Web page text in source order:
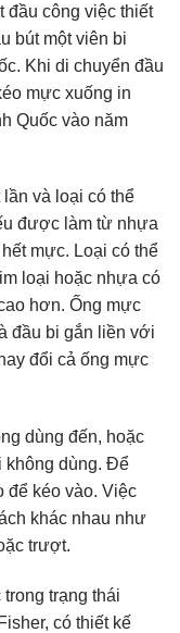
đầu công việc thiết
bút một viên bi
Khi di chuyển đầu
mực xuống in
Quốc vào năm
và loại có thể
được làm từ nhựa
mực. Loại có thể
loại hoặc nhựa có
hơn. Ống mực
đầu bi gắn liền với
đổi cả ống mực
dùng đến, hoặc
không dùng. Để
để kéo vào. Việc
khác nhau như
trượt.
trạng thái
có thiết kế